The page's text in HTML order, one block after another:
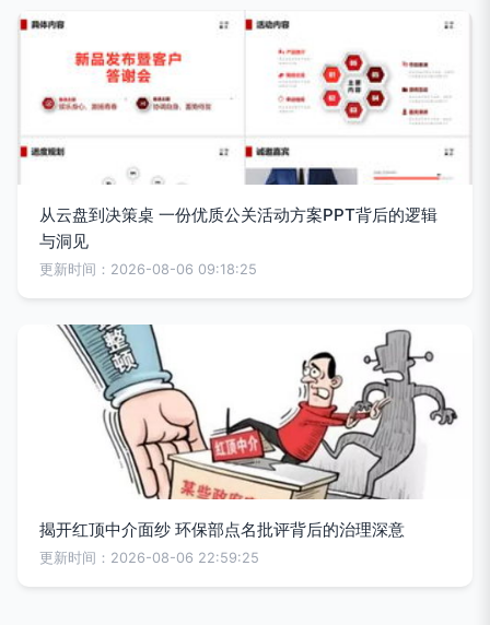
从云盘到决策桌 一份优质公关活动方案PPT背后的逻辑
与洞见
更新时间：2026-08-06 09:18:25
揭开红顶中介面纱 环保部点名批评背后的治理深意
更新时间：2026-08-06 22:59:25